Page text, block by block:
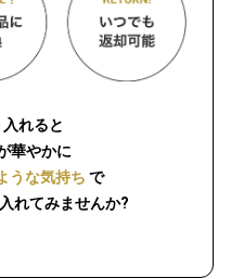
れると
華やかに
うな気持ち で
れてみませんか?